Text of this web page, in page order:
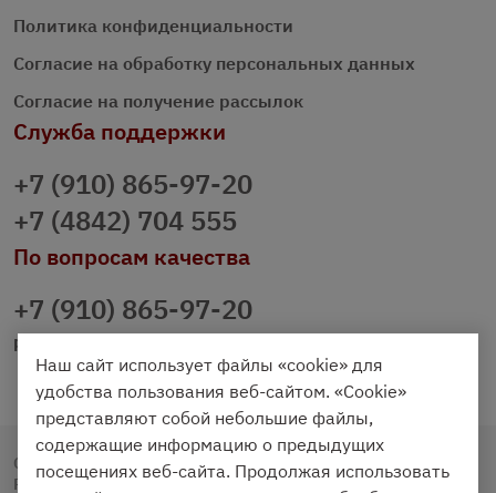
Политика конфиденциальности
Согласие на обработку персональных данных
Согласие на получение рассылок
Служба поддержки
+7 (910) 865-97-20
+7 (4842) 704 555
По вопросам качества
+7 (910) 865-97-20
prazdnichniy40@palmi.ru
Copyright © 2020 - 2026. Праздничный Стол.
Разработка и продвижение - Vegas Studio
Наш сайт использует файлы «cookie» для
удобства пользования веб-сайтом. «Cookie»
представляют собой небольшие файлы,
содержащие информацию о предыдущих
посещениях веб-сайта. Продолжая использовать